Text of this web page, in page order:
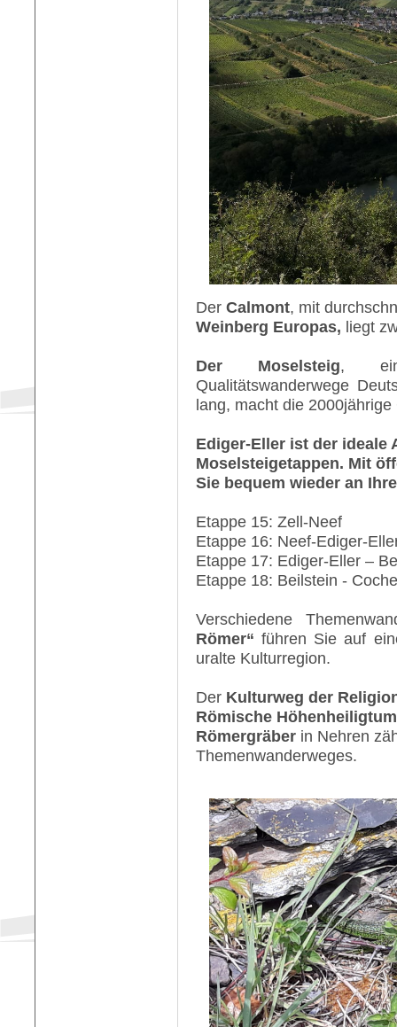
Der Calmont, mit
Weinberg Europas, liegt
Der Moselsteig,
Qualitätswanderwege
lang, macht die
Ediger-Eller ist der ideale
Moselsteigetappen. Mit
Sie bequem wieder an
Etappe 15: Zell-Neef
Etappe 16: Neef-Ediger-
Etappe 17: Ediger-Eller –
Etappe 18: Beilstein -
Verschiedene
Römer“ führen Sie auf
uralte Kulturregion.
Der Kulturweg der
Römische Höhenheiligtum
Römergräber in Nehren
Themenwanderweges.